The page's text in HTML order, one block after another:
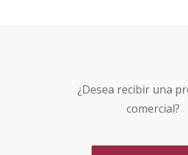
¿Desea recibir una
comercial?